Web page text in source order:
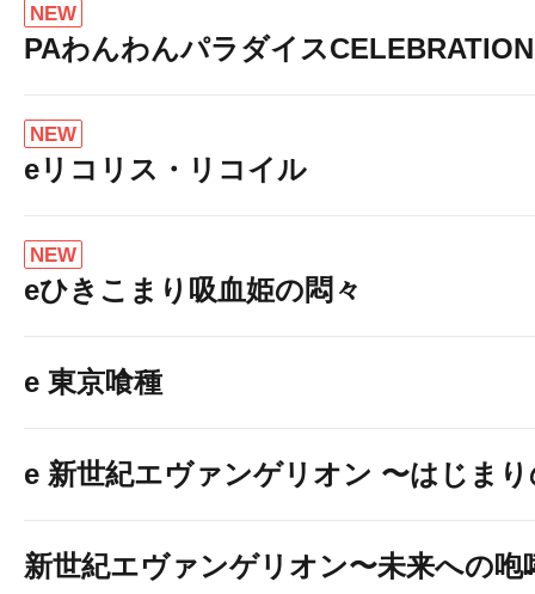
NEW
PAわんわんパラダイスCELEBRATION
NEW
eリコリス・リコイル
NEW
eひきこまり吸血姫の悶々
e 東京喰種
e 新世紀エヴァンゲリオン 〜はじま
新世紀エヴァンゲリオン〜未来への咆